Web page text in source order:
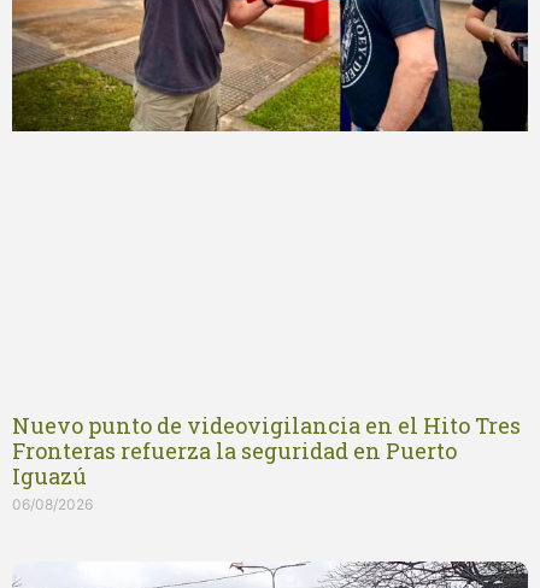
Nuevo punto de videovigilancia en el Hito Tres
Fronteras refuerza la seguridad en Puerto
Iguazú
06/08/2026